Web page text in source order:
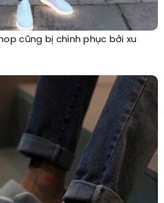
cũng bị chinh phục bởi xu